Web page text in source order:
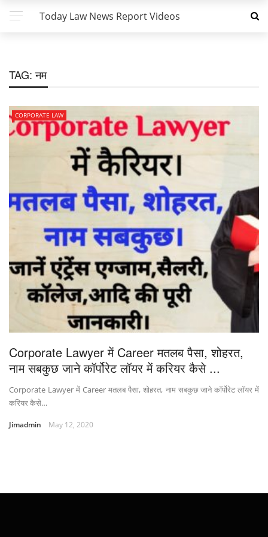
Today Law News Report Videos
TAG:नम
CORPORATE LAW
Corporate Lawyer में Career मतलब पैसा, शोहरत,
नाम सबकुछ जाने कॉर्पोरेट लॉयर में करियर कैसे ...
Corporate Lawyer में Career मतलब पैसा, शोहरत, नाम सबकुछ जाने कॉर्पोरेट लॉयर में
करियर कैसे…
Jimadmin May 12, 2020